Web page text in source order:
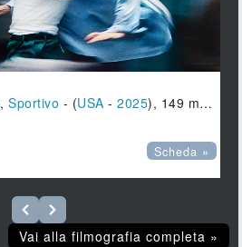
,Sportivo - (USA -2025), 149 min.
Scheda »
Vai alla filmografia completa »